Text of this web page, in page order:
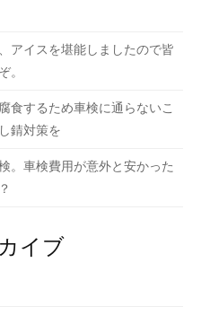
アイスを堪能しましたので皆
。
食するため車検に通らないこ
錆対策を
。車検費用が意外と安かった
イブ